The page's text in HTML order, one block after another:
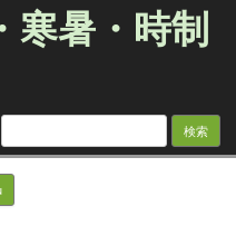
寒暑・時制
検
Skip to content